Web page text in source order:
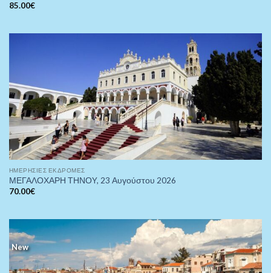
85.00€
ΗΜΕΡΉΣΙΕΣ ΕΚΔΡΟΜΈΣ
ΜΕΓΑΛΟΧΑΡΗ ΤΗΝΟY, 23 Αυγούστου 2026
70.00€
New